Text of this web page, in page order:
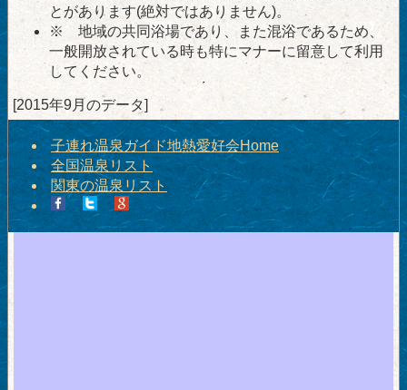
とがあります(絶対ではありません)。
※ 地域の共同浴場であり、また混浴であるため、
一般開放されている時も特にマナーに留意して利用
してください。
[2015年9月のデータ]
子連れ温泉ガイド地熱愛好会Home
全国温泉リスト
関東の温泉リスト